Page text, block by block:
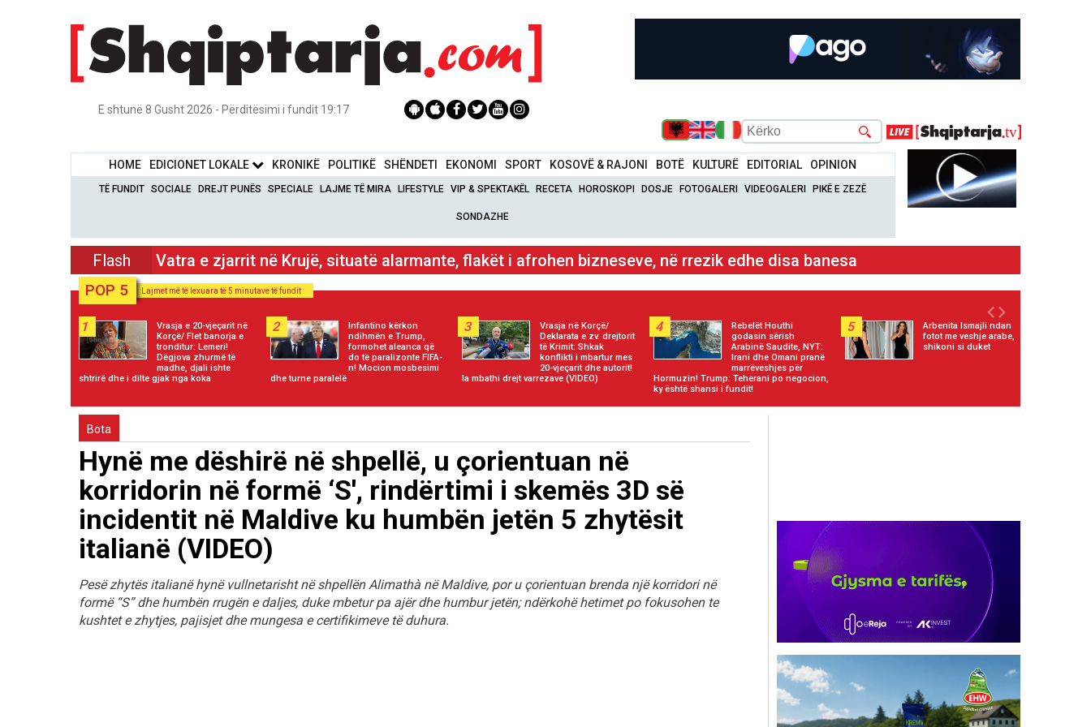
E shtunë 8 Gusht 2026 - Përditësimi i fundit 19:17
HOME EDICIONET LOKALE KRONIKË POLITIKË SHËNDETI EKONOMI SPORT KOSOVË & RAJONI BOTË KULTURË EDITORIAL OPINION
TË FUNDIT SOCIALE DREJT PUNËS SPECIALE LAJME TË MIRA LIFESTYLE VIP & SPEKTAKËL RECETA HOROSKOPI DOSJE FOTOGALERI VIDEOGALERI PIKË E ZEZË
SONDAZHE
Flash Vatra e zjarrit në Krujë, 2 helikopterë dhe zjarrfikësit po punojnë për vënien në kontroll të flakëve
POP 5 Lajmet më të lexuara të 5 minutave të fundit
1
Vrasja e 20-vjeçarit në
Korçë/ Flet banorja e
tronditur: Lemeri!
Dëgjova zhurmë të
madhe, djali ishte
shtrirë dhe i dilte gjak nga koka
2
Infantino kërkon
ndihmën e Trump,
formohet aleanca që
do të paralizonte FIFA-
n! Mocion mosbesimi
dhe turne paralelë
3
Vrasja në Korçë/
Deklarata e zv. drejtorit
të Krimit: Shkak
konflikti i mbartur mes
20-vjeçarit dhe autorit!
Ia mbathi drejt varrezave (VIDEO)
4
Rebelët Houthi
godasin sërish
Arabinë Saudite, NYT:
Irani dhe Omani pranë
marrëveshjes për
Hormuzin! Trump: Teherani po negocion,
ky është shansi i fundit!
5
Arbenita Ismajli ndan
fotot me veshje arabe,
shikoni si duket
Bota
Hynë me dëshirë në shpellë, u çorientuan në
korridorin në formë ‘S', rindërtimi i skemës 3D së
incidentit në Maldive ku humbën jetën 5 zhytësit
italianë (VIDEO)
Pesë zhytës italianë hynë vullnetarisht në shpellën Alimathà në Maldive, por u çorientuan brenda një korridori në
formë “S” dhe humbën rrugën e daljes, duke mbetur pa ajër dhe humbur jetën; ndërkohë hetimet po fokusohen te
kushtet e zhytjes, pajisjet dhe mungesa e certifikimeve të duhura.